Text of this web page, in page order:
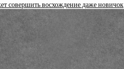
совершить восхождение даже новичок